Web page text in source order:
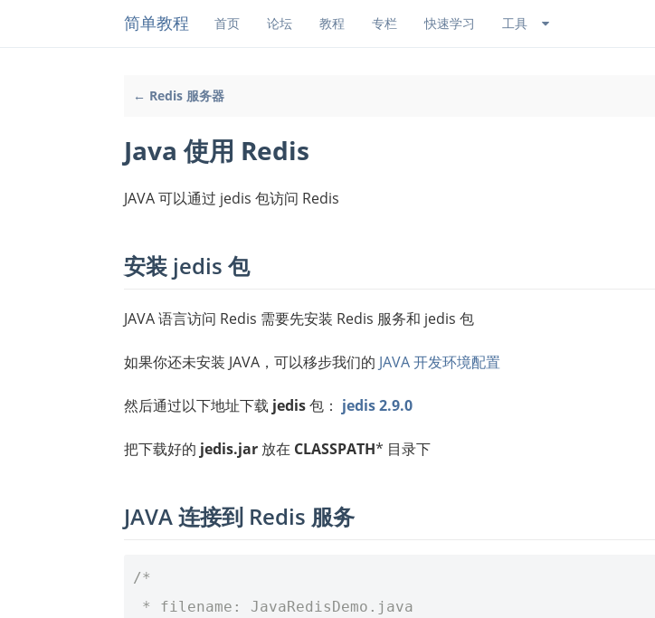
简单教程 首页 论坛 教程 专栏 快速学习 工具
← Redis 服务器
Java 使用 Redis
JAVA 可以通过 jedis 包访问 Redis
安装 jedis 包
JAVA 语言访问 Redis 需要先安装 Redis 服务和 jedis 包
如果你还未安装 JAVA，可以移步我们的 JAVA 开发环境配置
然后通过以下地址下载 jedis包： jedis 2.9.0
把下载好的 jedis.jar 放在 CLASSPATH* 目录下
JAVA 连接到 Redis 服务
/*
* filename: JavaRedisDemo.java